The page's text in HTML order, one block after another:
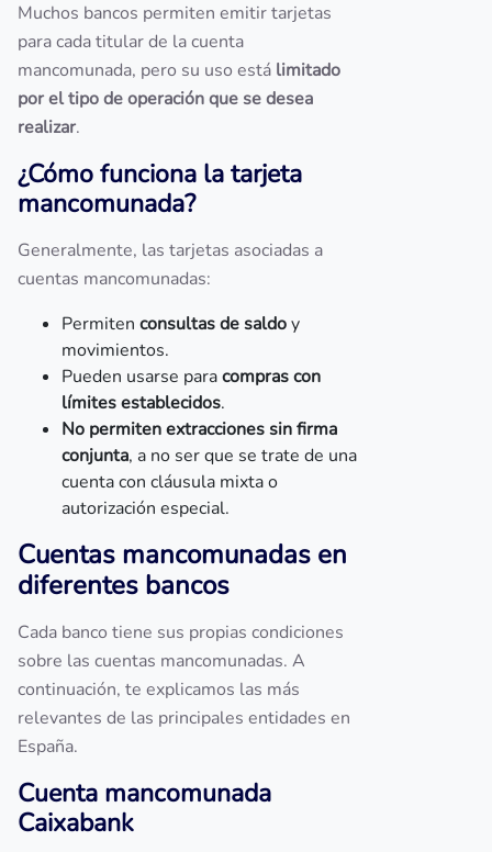
Muchos bancos permiten emitir tarjetas
para cada titular de la cuenta
mancomunada, pero su uso está limitado
por el tipo de operación que se desea
realizar.
¿Cómo funciona la tarjeta
mancomunada?
Generalmente, las tarjetas asociadas a
cuentas mancomunadas:
Permiten consultas de saldoy
movimientos.
Pueden usarse paracompras con
límites establecidos.
No permiten extracciones sin firma
conjunta, a no ser que se trate de una
cuenta con cláusula mixta o
autorización especial.
Cuentas mancomunadas en
diferentes bancos
Cada banco tiene sus propias condiciones
sobre las cuentas mancomunadas. A
continuación, te explicamos las más
relevantes de las principales entidades en
España.
Cuenta mancomunada
Caixabank